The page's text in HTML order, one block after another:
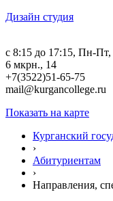
Дизайн студия
c 8:15 до 17:15, Пн-Пт,
6 мкрн., 14
+7(3522)51-65-75
mail@kurgancollege.ru
Показать на карте
Курганский
›
Абитуриентам
›
Направления,